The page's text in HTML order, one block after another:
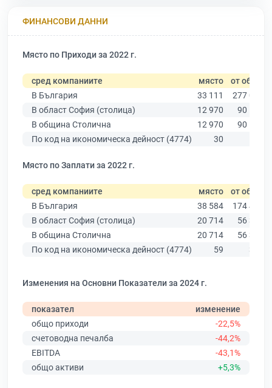
ФИНАНСОВИ ДАННИ
Място по Приходи за 2022 г.
сред компаниите място от общо
В България
33 111
277 019
В област София (столица)
12 970
90 178
В община Столична
12 970
90 178
По код на икономическа дейност (4774)
30
Място по Заплати за 2022 г.
сред компаниите място от общо
В България
38 584
174 403
В област София (столица)
20 714
56 378
В община Столична
20 714
56 378
По код на икономическа дейност (4774)
59 329
Изменения на Основни Показатели за 2024 г.
показател
изменение
общо приходи
-22,5%
счетоводна печалба
-44,2%
EBITDA
-43,1%
общо активи
+5,3%